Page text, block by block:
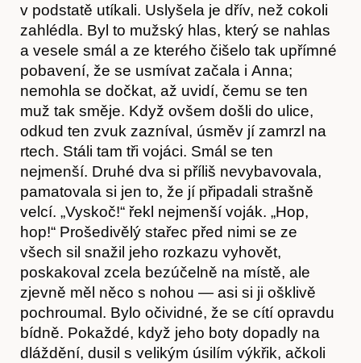
Obchod
v podstatě utíkali. Uslyšela je dřív, než cokoli
zahlédla. Byl to mužský hlas, který se nahlas
a vesele smál a ze kterého čišelo tak upřímné
pobavení, že se usmívat začala i Anna;
nemohla se dočkat, až uvidí, čemu se ten
muž tak směje. Když ovšem došli do ulice,
odkud ten zvuk zazníval, úsměv jí zamrzl na
rtech. Stáli tam tři vojáci. Smál se ten
nejmenší. Druhé dva si příliš nevybavovala,
pamatovala si jen to, že jí připadali strašně
velcí. „Vyskoč!“ řekl nejmenší voják. „Hop,
hop!“ Prošedivělý stařec před nimi se ze
všech sil snažil jeho rozkazu vyhovět,
poskakoval zcela bezúčelně na místě, ale
zjevně měl něco s nohou — asi si ji ošklivě
pochroumal. Bylo očividné, že se cítí opravdu
bídně. Pokaždé, když jeho boty dopadly na
dláždění, dusil s velikým úsilím výkřik, ačkoli